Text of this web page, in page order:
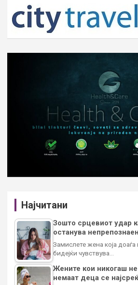
h
Најчитани
Зошто срцевиот удар
останува
Замислете жена која
бидејќи чувствува…
Жените кои никогаш
немаат деца се